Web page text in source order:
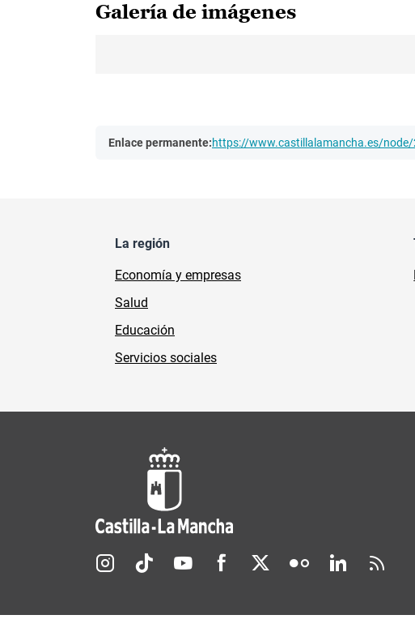
Galería de imágenes
Enlace permanente:https://www.castillalamancha.es/
La región
Economía y empresas
Salud
Educación
Servicios sociales
Redes sociales JCCM